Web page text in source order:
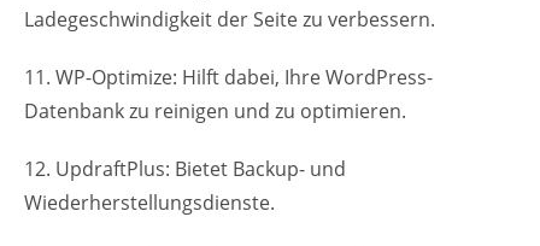
Ladegeschwindigkeit der Seite zu verbessern.
11. WP-Optimize: Hilft dabei, Ihre WordPress-
Datenbank zu reinigen und zu optimieren.
12. UpdraftPlus: Bietet Backup- und
Wiederherstellungsdienste.